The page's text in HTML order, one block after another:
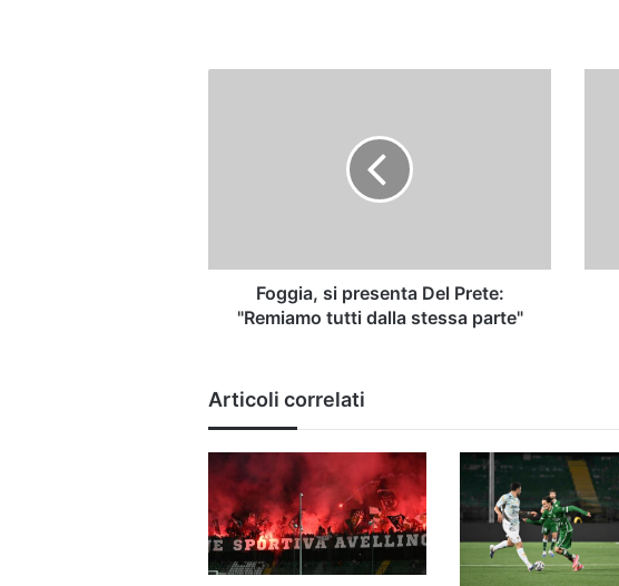
stessa
Foggia, si presenta Del Prete:
"Remiamo tutti dalla stessa parte"
Articoli correlati